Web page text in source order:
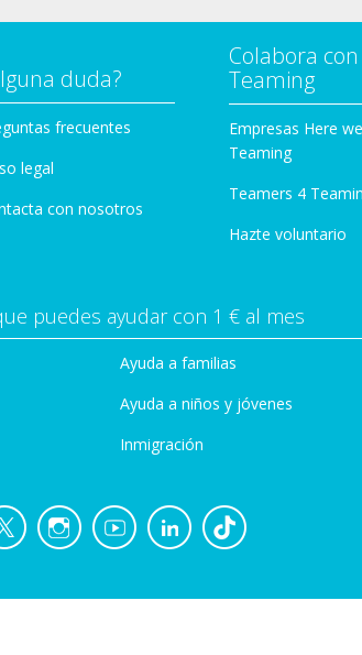
duda?
frecuentes
legal
con nosotros
Colabora con
Teaming
Empresas Here
Teaming
Teamers 4
Hazte voluntario
puedes ayudar con 1 € al mes
Ayuda a familias
Ayuda a niños y jóvenes
Inmigración